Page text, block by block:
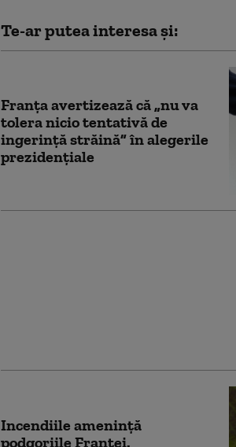
Te-ar putea interesa și:
Franţa avertizează că „nu va
tolera nicio tentativă de
ingerinţă străină” în alegerile
prezidenţiale
Incendiile amenință
podgoriile Franței.